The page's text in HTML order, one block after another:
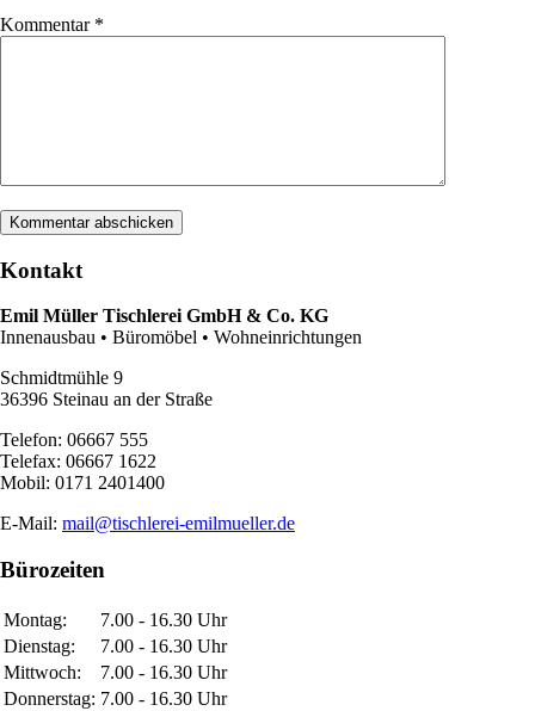
Kommentar *
Kontakt
Emil Müller Tischlerei GmbH & Co. KG
Innenausbau • Büromöbel • Wohneinrichtungen
Schmidtmühle 9
36396 Steinau an der Straße
Telefon: 06667 555
Telefax: 06667 1622
Mobil: 0171 2401400
E-Mail: mail@tischlerei-emilmueller.de
Bürozeiten
Montag:
7.00 - 16.30 Uhr
Dienstag:
7.00 - 16.30 Uhr
Mittwoch:
7.00 - 16.30 Uhr
Donnerstag: 7.00 - 16.30 Uhr